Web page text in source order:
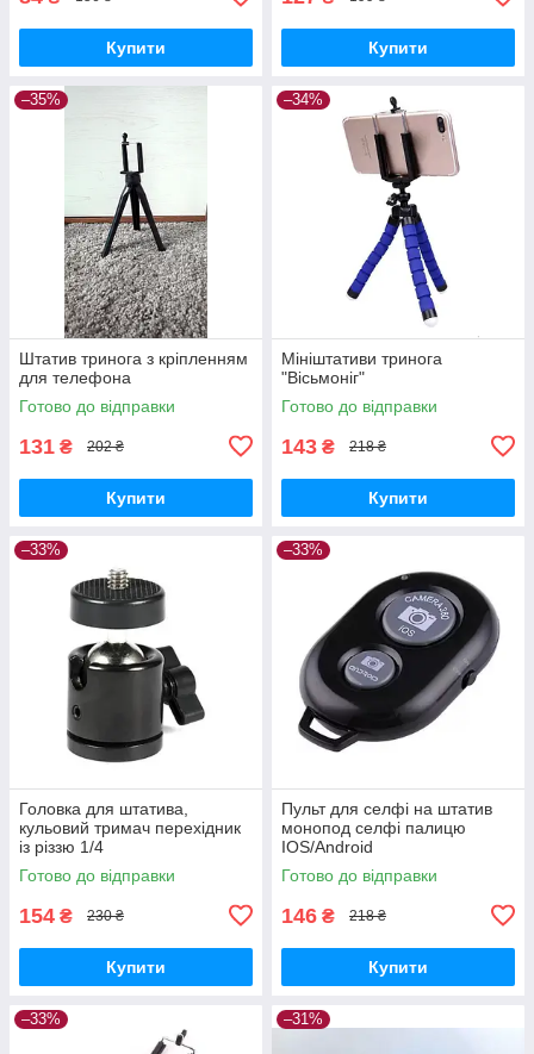
Купити Купити
–35%
Штатив тринога з кріпленням
для телефона
Готово до відправки
131 ₴ 202 ₴
Купити
–34%
Мініштативи тринога
"Вісьмоніг"
Готово до відправки
143 ₴ 218 ₴
Купити
–33%
Головка для штатива,
кульовий тримач перехідник
із різзю 1/4
Готово до відправки
154 ₴ 230 ₴
Купити
–33%
Пульт для селфі на штатив
монопод селфі палицю
IOS/Android
Готово до відправки
146 ₴ 218 ₴
Купити
–33% –31%